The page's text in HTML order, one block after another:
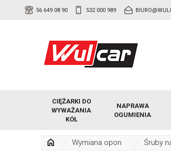
56 649 08 90 532 000 989
CIĘŻARKI DO
WYWAŻANIA
KÓŁ
NAPRAWA
OGUMIENIA
Wymiana opon Śruby